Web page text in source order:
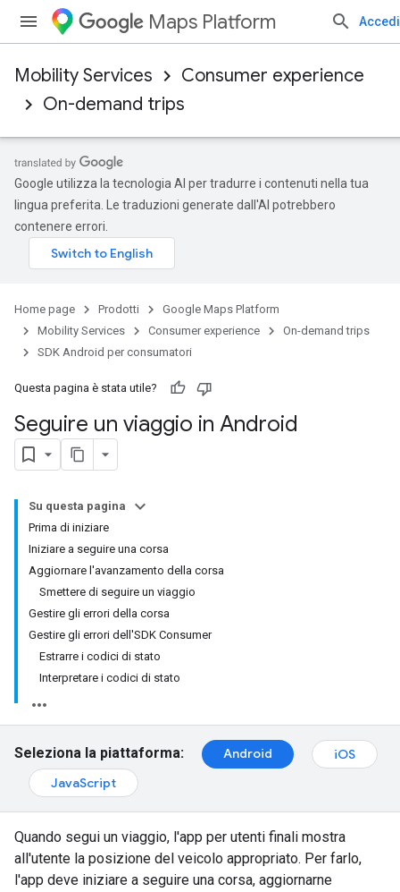
Maps Platform Accedi
Mobility Services
Consumer experience
On-demand trips
Google utilizza la tecnologia AI per tradurre i contenuti nella tua
lingua preferita. Le traduzioni generate dall'AI potrebbero
contenere errori.
Home page Prodotti
Google Maps Platform
Mobility Services
Consumer experience
On-demand trips
SDK Android per consumatori
Questa pagina è stata utile?
Seguire un viaggio in Android
Su questa pagina
Prima di iniziare
Iniziare a seguire una corsa
Aggiornare l'avanzamento della corsa
Smettere di seguire un viaggio
Gestire gli errori della corsa
Gestire gli errori dell'SDK Consumer
Estrarre i codici di stato
Interpretare i codici di stato
Seleziona la piattaforma: Android
iOS
JavaScript
Quando segui un viaggio, l'app per utenti finali mostra
all'utente la posizione del veicolo appropriato. Per farlo,
l'app deve iniziare a seguire una corsa, aggiornarne